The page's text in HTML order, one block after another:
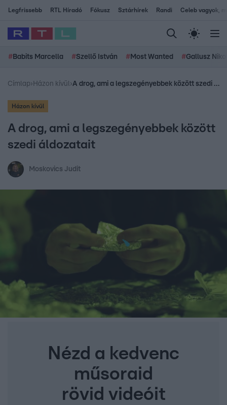
Legfrissebb RTL Híradó Fókusz Sztárhírek Randi Celeb vagyok,
# Babits Marcella #Szellő István # Most Wanted #Gallusz
Címlap› Házon kívül› A drog, ami a legszegényebbek között szedi áldozatait
Házon kívül
A drog, ami a legszegényebbek között
szedi áldozatait
Moskovics Judit
Nézd a kedvenc
műsoraid
rövid videóit